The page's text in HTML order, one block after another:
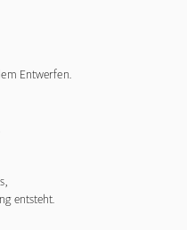
Entwerfen.
entsteht.